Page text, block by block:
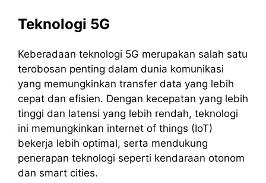
Teknologi 5G
Keberadaan teknologi 5G merupakan salah satu
terobosan penting dalam dunia komunikasi
yang memungkinkan transfer data yang lebih
cepat dan efisien. Dengan kecepatan yang lebih
tinggi dan latensi yang lebih rendah, teknologi
ini memungkinkan internet of things (IoT)
bekerja lebih optimal, serta mendukung
penerapan teknologi seperti kendaraan otonom
dan smart cities.